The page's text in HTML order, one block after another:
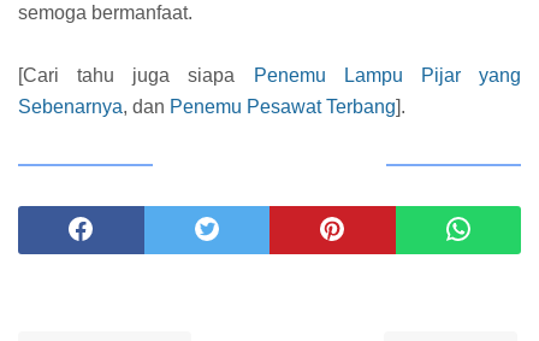
semoga bermanfaat.
[Cari tahu juga siapa
Penemu Lampu Pijar yang
Sebenarnya, dan Penemu Pesawat Terbang].